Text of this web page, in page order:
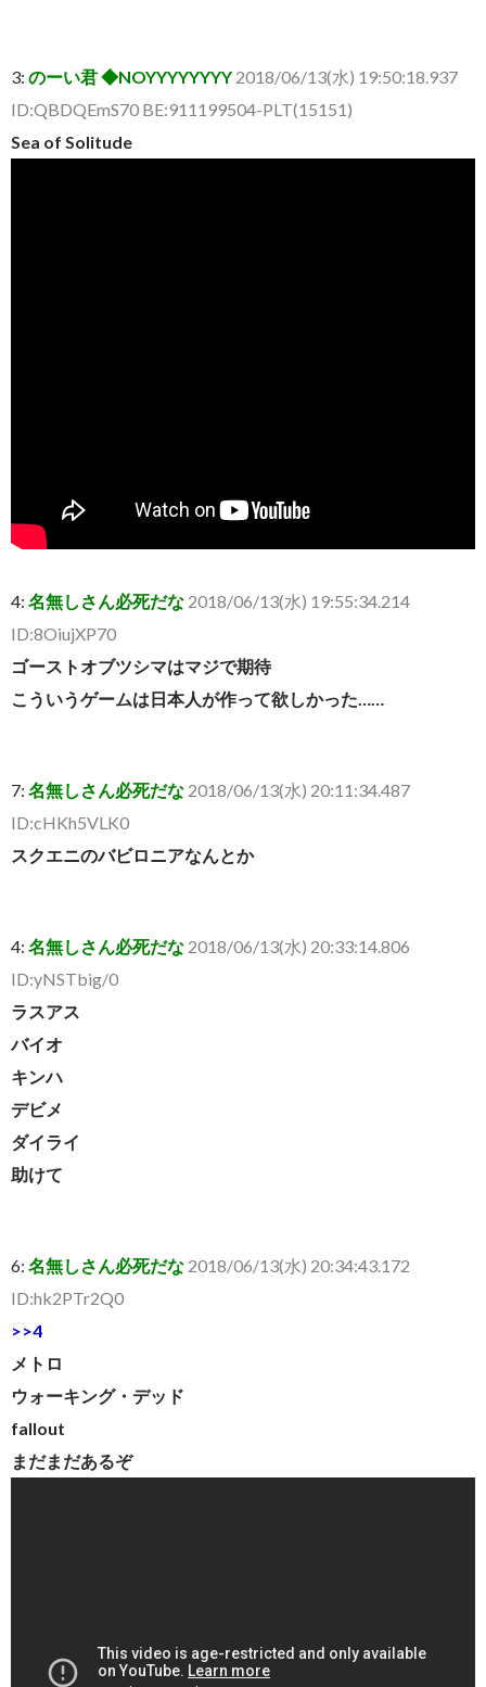
3: のーい君 ◆NOYYYYYYYY 2018/06/13(水) 19:50:18.937
ID:QBDQEmS70 BE:911199504-PLT(15151)
Sea of Solitude
4: 名無しさん必死だな 2018/06/13(水) 19:55:34.214
ID:8OiujXP70
ゴーストオブツシマはマジで期待
こういうゲームは日本人が作って欲しかった……
7: 名無しさん必死だな 2018/06/13(水) 20:11:34.487
ID:cHKh5VLK0
スクエニのバビロニアなんとか
4: 名無しさん必死だな 2018/06/13(水) 20:33:14.806
ID:yNSTbig/0
ラスアス
バイオ
キンハ
デビメ
ダイライ
助けて
6: 名無しさん必死だな 2018/06/13(水) 20:34:43.172
ID:hk2PTr2Q0
>>4
メトロ
ウォーキング・デッド
fallout
まだまだあるぞ